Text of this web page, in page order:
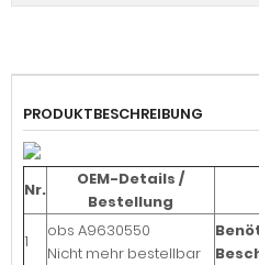
PRODUKTBESCHREIBUNG
Nr.
OEM-Details /
Bestellung
1
obs A9630550
Nicht mehr bestellbar